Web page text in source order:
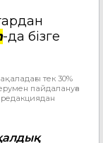
-да бізге
тек 30%
пайдалануға